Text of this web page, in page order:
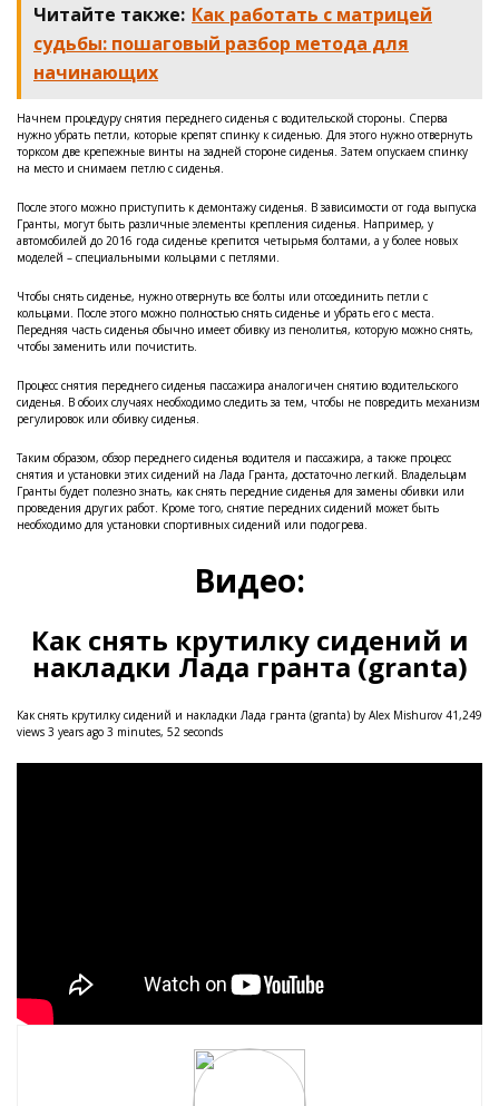
Читайте также: Как работать с матрицей
судьбы: пошаговый разбор метода для
начинающих
Начнем процедуру снятия переднего сиденья с водительской стороны. Сперва
нужно убрать петли, которые крепят спинку к сиденью. Для этого нужно отвернуть
торксом две крепежные винты на задней стороне сиденья. Затем опускаем спинку
на место и снимаем петлю с сиденья.
После этого можно приступить к демонтажу сиденья. В зависимости от года выпуска
Гранты, могут быть различные элементы крепления сиденья. Например, у
автомобилей до 2016 года сиденье крепится четырьмя болтами, а у более новых
моделей – специальными кольцами с петлями.
Чтобы снять сиденье, нужно отвернуть все болты или отсоединить петли с
кольцами. После этого можно полностью снять сиденье и убрать его с места.
Передняя часть сиденья обычно имеет обивку из пенолитья, которую можно снять,
чтобы заменить или почистить.
Процесс снятия переднего сиденья пассажира аналогичен снятию водительского
сиденья. В обоих случаях необходимо следить за тем, чтобы не повредить механизм
регулировок или обивку сиденья.
Таким образом, обзор переднего сиденья водителя и пассажира, а также процесс
снятия и установки этих сидений на Лада Гранта, достаточно легкий. Владельцам
Гранты будет полезно знать, как снять передние сиденья для замены обивки или
проведения других работ. Кроме того, снятие передних сидений может быть
необходимо для установки спортивных сидений или подогрева.
Видео:
Как снять крутилку сидений и
накладки Лада гранта (granta)
Как снять крутилку сидений и накладки Лада гранта (granta) by Alex Mishurov 41,249
views 3 years ago 3 minutes, 52 seconds